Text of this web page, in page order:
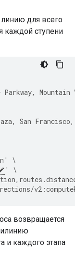
для всего
каждой ступени
Mountain
San
\
' \
возвращается
и каждого этапа